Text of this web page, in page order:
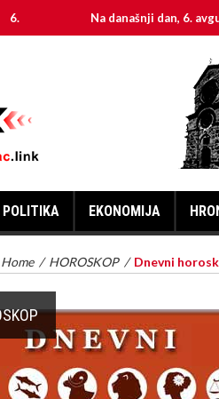
Na današnji dan, 6. avgust
POLITIKA EKONOMIJA
Home / HOROSKOP / Dnevni